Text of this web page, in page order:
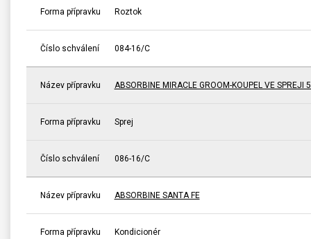
Forma přípravku Roztok
Číslo schválení 084-16/C
Název přípravku ABSORBINE MIRACLE GROOM-KOUPEL VE SPREJI
Forma přípravku Sprej
Číslo schválení 086-16/C
Název přípravku ABSORBINE SANTA FE
Forma přípravku Kondicionér